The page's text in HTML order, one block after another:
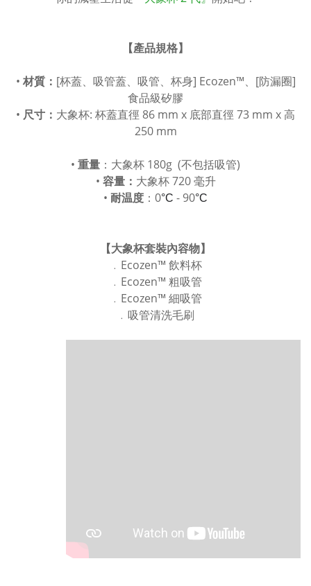
【產品規格】
• 材質： [杯蓋、吸管蓋、吸管、杯身] Ecozen™、[防漏圈]
食品級矽膠
• 尺寸： 大象杯: 杯蓋直徑 86 mm x 底部直徑 73 mm x 高
250 mm
• 重量 ：大象杯 180g (不包括吸管)
• 容量： 大象杯 720 毫升
• 耐温度 ：0°C - 90°C
【大象杯套裝內容物】
﹒Ecozen™ 飲料杯
﹒Ecozen™ 粗吸管
﹒Ecozen™ 細吸管
﹒吸管清洗毛刷